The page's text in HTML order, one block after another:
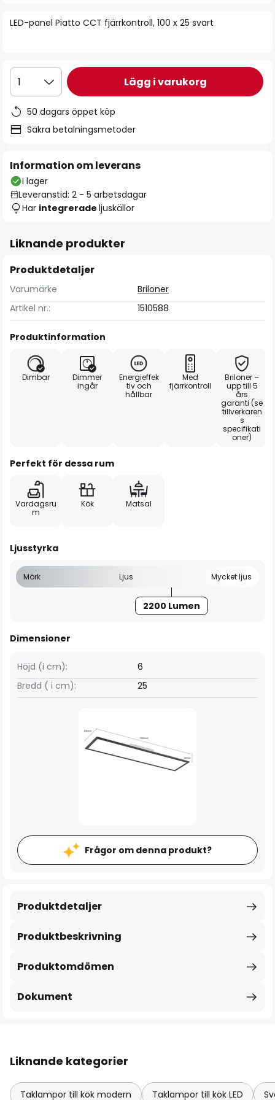
LED-panel Piatto CCT fjärrkontroll, 100 x 25 svart
1 Lägg i varukorg
50 dagars öppet köp
Säkra betalningsmetoder
Information om leverans
I lager
Leveranstid: 2 - 5 arbetsdagar
Har integrerade ljuskällor
Liknande produkter
Produktdetaljer
Varumärke
Briloner
Artikel nr.:
1510588
Produktinformation
Dimbar
Dimmer
ingår
Energieffek
tiv och
hållbar
Med
fjärrkontroll
Briloner –
upp till 5
års
garanti (se
tillverkaren
s
specifikati
oner)
Perfekt för dessa rum
Vardagsru
m
Kök Matsal
Ljusstyrka
Mörk Ljus Mycket ljus
2200 Lumen
Dimensioner
Bredd ( i cm): 25
Höjd (i cm): 6
Frågor om denna produkt?
Produktbeskrivning
Produktdetaljer
Produktomdömen
Dokument
Liknande kategorier
Taklampor till kök modern Taklampor till kök LED